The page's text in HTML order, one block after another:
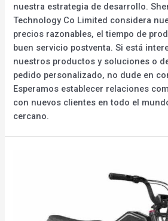
nuestra estrategia de desarrollo.
Technology Co Limited considera
precios razonables, el tiempo de
buen servicio postventa. Si está
nuestros productos y soluciones o
pedido personalizado, no dude en
Esperamos establecer relaciones
con nuevos clientes en todo el
cercano.